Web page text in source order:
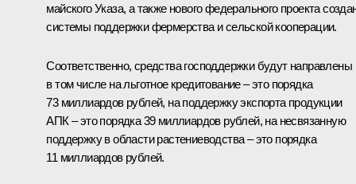
майского Указа, а также нового федерального проекта
системы поддержки фермерства и сельской кооперации.
Соответственно, средства господдержки будут направлены
в том числе на льготное кредитование – это порядка
73 миллиардов рублей, на поддержку экспорта продукции
АПК – это порядка 39 миллиардов рублей, на несвязанную
поддержку в области растениеводства – это порядка
11 миллиардов рублей.